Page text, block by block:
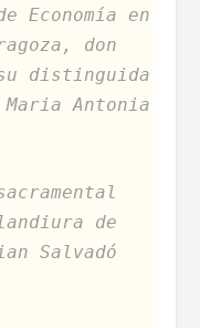
Economía en
don
distinguida
Antonia
de
Salvadó